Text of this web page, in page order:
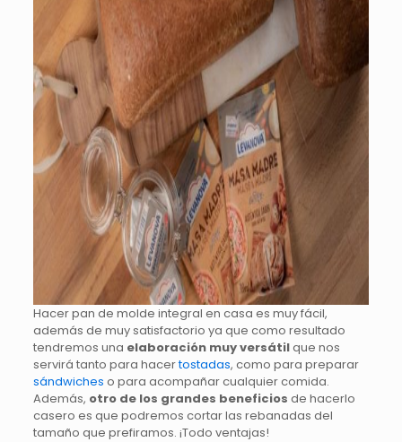
Hacer pan de molde integral en casa es muy fácil,
además de muy satisfactorio ya que como resultado
tendremos una elaboración muy versátilque nos
servirá tanto para hacertostadas, como para preparar
sándwiches o para acompañar cualquier comida.
Además, otro de los grandes beneficios de hacerlo
casero es que podremos cortar las rebanadas del
tamaño que prefiramos. ¡Todo ventajas!